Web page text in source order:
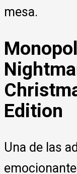
mesa.
Edition
Una de las